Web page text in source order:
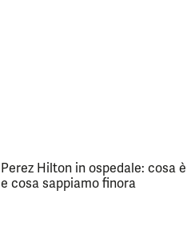
Perez Hilton in ospedale: cosa
e cosa sappiamo finora